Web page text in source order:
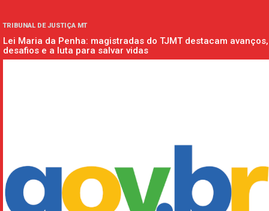
TRIBUNAL DE JUSTIÇA MT
Lei Maria da Penha: magistradas do TJMT destacam avanços,
desafios e a luta para salvar vidas